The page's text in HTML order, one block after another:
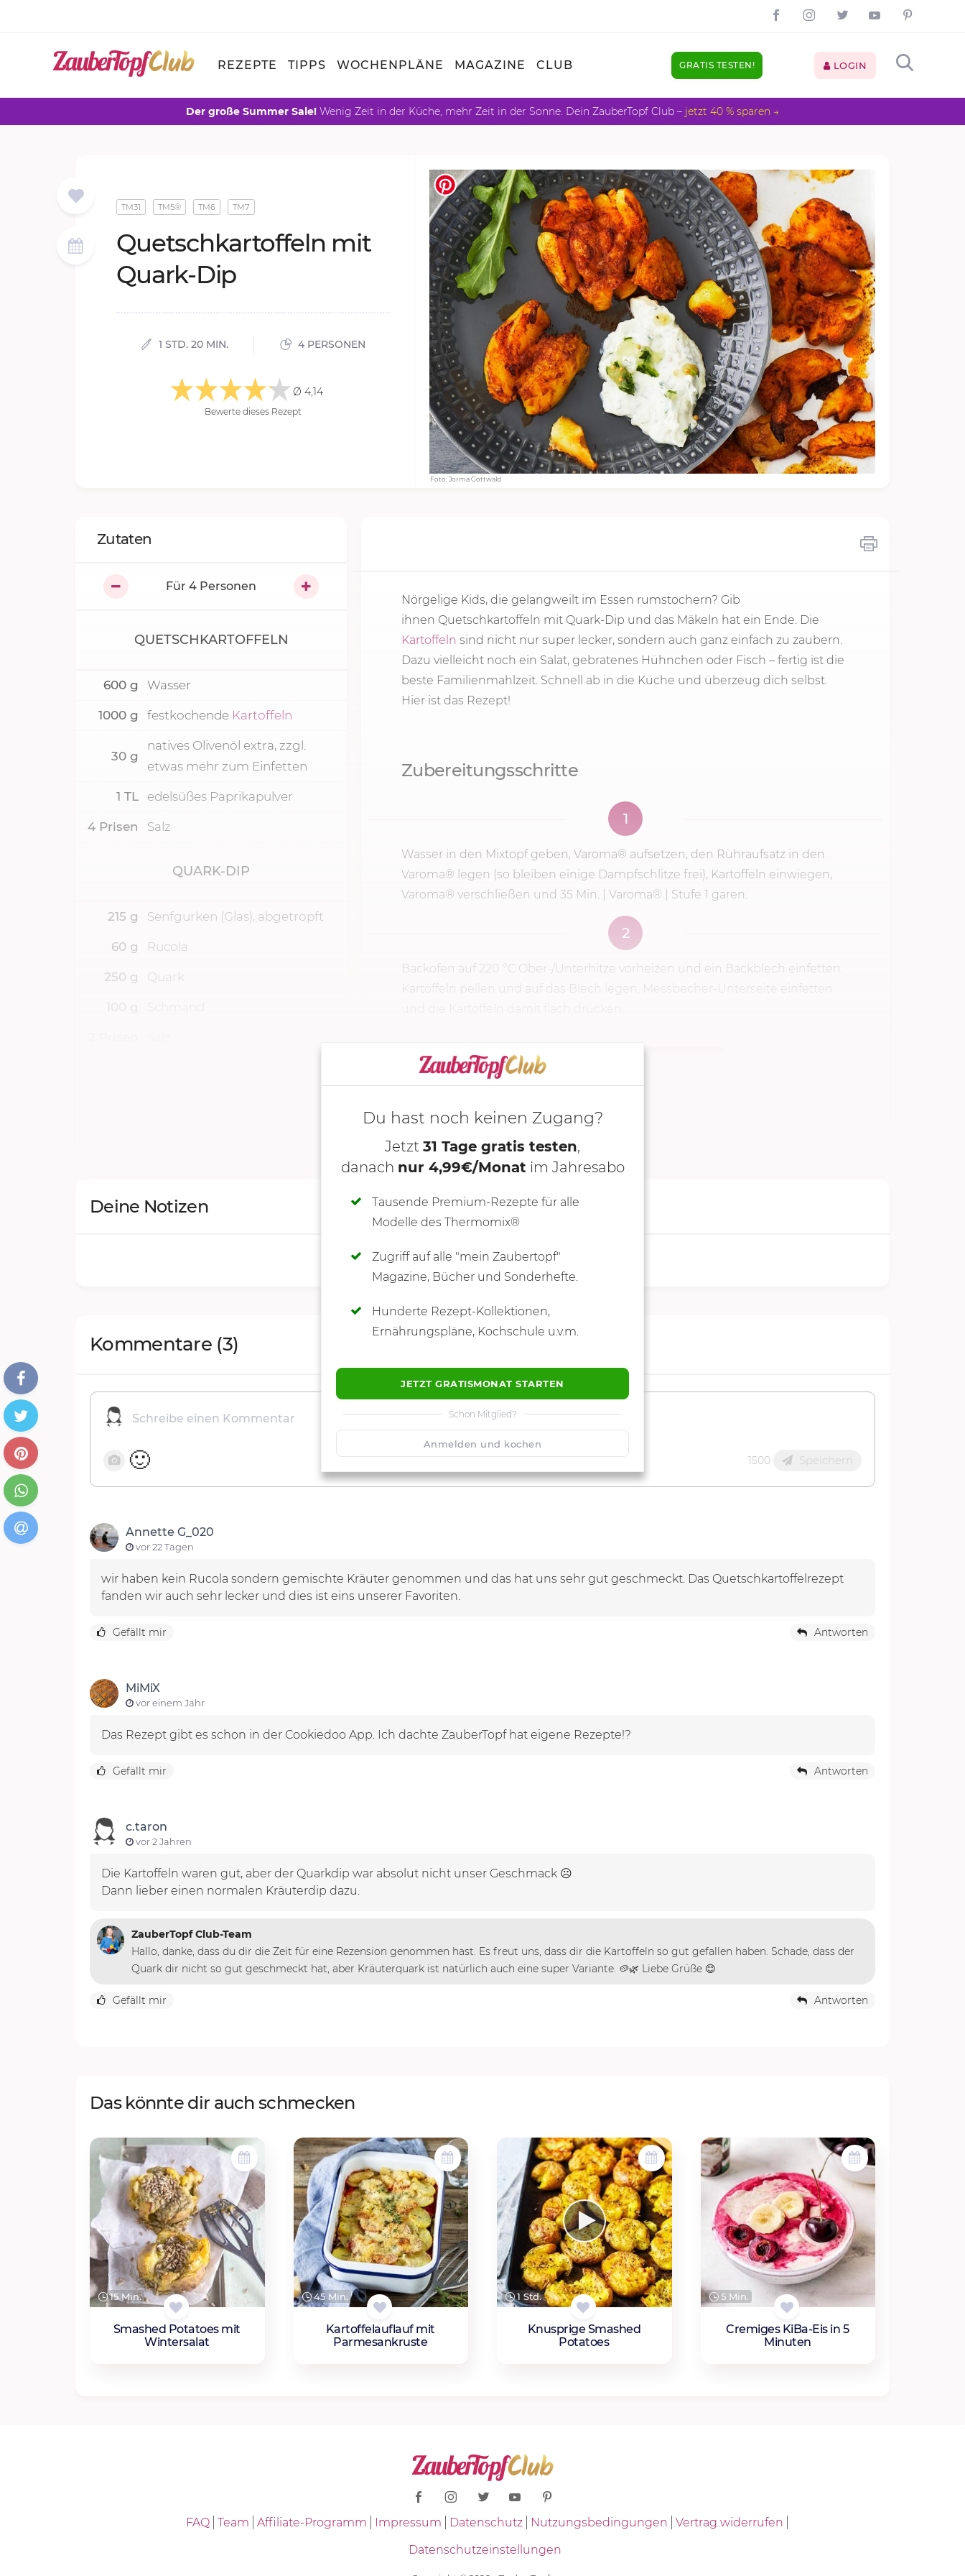
REZEPTE TIPPS WOCHENPLÄNE MAGAZINE CLUB GRATIS TESTEN! LOGIN
Der große Summer Sale! Wenig Zeit in der Küche, mehr Zeit in der Sonne. Dein ZauberTopf Club – jetzt 40 % sparen →
Foto: Jorma Gottwald
TM31 TM5® TM6 TM7
Quetsch­kar­tof­feln mit
Quark-Dip
1 STD. 20 MIN. 4 PERSONEN
Ø 4,14
Bewerte dieses Rezept
Nörgelige Kids, die gelangweilt im Essen rumstochern? Gib
ihnen Quetschkartoffeln mit Quark-Dip und das Mäkeln hat ein Ende. Die
Kartoffeln sind nicht nur super lecker, sondern auch ganz einfach zu zaubern.
Dazu vielleicht noch ein Salat, gebratenes Hühnchen oder Fisch – fertig ist die
beste Familienmahlzeit. Schnell ab in die Küche und überzeug dich selbst.
Hier ist das Rezept!
Zubereitungsschritte
1
Wasser in den Mixtopf geben, Varoma® aufsetzen, den Rühraufsatz in den
Varoma® legen (so bleiben einige Dampfschlitze frei), Kartoffeln einwiegen,
Varoma® verschließen und 35 Min. | Varoma® | Stufe 1 garen.
2
Backofen auf 220 °C Ober-/Unterhitze vorheizen und ein Backblech einfetten.
Kartoffeln pellen und auf das Blech legen. Messbecher-Unterseite einfetten
Zutaten
Für 4 Personen
QUETSCHKARTOFFELN
600 g Wasser
1000 g festkochende Kartoffeln
30 g
natives Olivenöl extra, zzgl.
etwas mehr zum Einfetten
1 TL edelsüßes Paprikapulver
4 Prisen Salz
QUARK-DIP
215 g Senfgurken (Glas), abgetropft
60 g Rucola
250 g Quark
Deine Notizen
SCHREIBE NEUE NOTIZ
Du hast noch keinen Zugang?
Jetzt 31 Tage gratis testen,
danach nur 4,99€/Monat im Jahresabo
Tausende Premium-Rezepte für alle
Modelle des Thermomix®
Zugriff auf alle "mein Zaubertopf"
Magazine, Bücher und Sonderhefte.
Hunderte Rezept-Kollektionen,
Ernährungspläne, Kochschule u.v.m.
JETZT GRATISMONAT STARTEN
Schon Mitglied?
Anmelden und kochen
Kommentare (3)
🙂 1500 Speichern
Annette G_020
vor 22 Tagen
wir haben kein Rucola sondern gemischte Kräuter genommen und das hat uns sehr gut geschmeckt. Das Quetschkartoffelrezept
fanden wir auch sehr lecker und dies ist eins unserer Favoriten.
Gefällt mir Antworten
MiMiX
vor einem Jahr
Das Rezept gibt es schon in der Cookiedoo App. Ich dachte ZauberTopf hat eigene Rezepte!?
Gefällt mir Antworten
c.taron
vor 2 Jahren
Die Kartoffeln waren gut, aber der Quarkdip war absolut nicht unser Geschmack ☹️
Dann lieber einen normalen Kräuterdip dazu.
ZauberTopf Club-Team
Hallo, danke, dass du dir die Zeit für eine Rezension genommen hast. Es freut uns, dass dir die Kartoffeln so gut gefallen haben. Schade, dass der
Quark dir nicht so gut geschmeckt hat, aber Kräuterquark ist natürlich auch eine super Variante. 🥔🌿 Liebe Grüße 😊
Gefällt mir Antworten
Das könnte dir auch schmecken
15 Min.
Smashed Potatoes mit
Wintersalat
45 Min.
Kartoffelauflauf mit
Parmesankruste
1 Std.
Knusprige Smashed
Potatoes
5 Min.
Cremiges KiBa-Eis in 5
Minuten
FAQ Team Affiliate-Programm Impressum Datenschutz Nutzungsbedingungen
Vertrag widerrufen
Datenschutzeinstellungen